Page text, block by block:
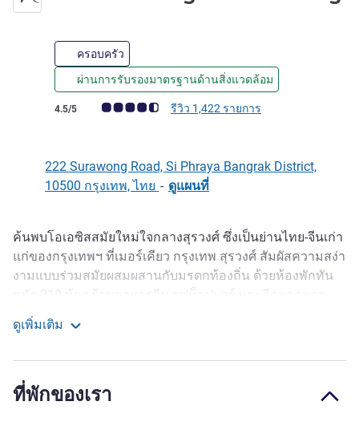
ครอบครัว
ผ่านการรับรองมาตรฐานด้านสิ่งแวดล้อม
คะแนนความคิดเห็นจากแขก (เรทติ้งบน ALL)
4.5/5 รีวิว 1,422 รายการ
222 Surawong Road, Si Phraya Bangrak District,
10500 กรุงเทพ, ไทย - ดูแผนที่
รายละเอียด
ค้นพบโอเอซิสสมัยใหม่ใจกลางสุรวงศ์ ซึ่งเป็นย่านไทย-จีนเก่า
แก่ของกรุงเทพฯ ที่เมอร์เคียว กรุงเทพ สุรวงศ์ สัมผัสความสง่า
งามแบบร่วมสมัยผสมผสานกับมรดกท้องถิ่น ด้วยห้องพักทัน
คุณจะได้สัมผัสความกลมกลืนที่สมบูรณ์แ บบของประเพณีเก่า
แก่และความทันสมัย เพลิดเพลินไปกับโปรแกรม Discover
ย่านสุรวงศ์ในกรุงเทพฯ: จุดเชื่อมระหว่างขนบธรรมเนียมกับ
ดูเพิ่มเติม
ที่พักของเรา